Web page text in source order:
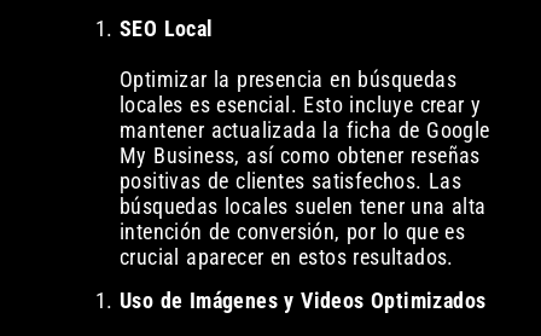
SEO Local
Optimizar la presencia en búsquedas
locales es esencial. Esto incluye crear y
mantener actualizada la ficha de Google
My Business, así como obtener reseñas
positivas de clientes satisfechos. Las
búsquedas locales suelen tener una alta
intención de conversión, por lo que es
crucial aparecer en estos resultados.
Uso de Imágenes y Videos Optimizados